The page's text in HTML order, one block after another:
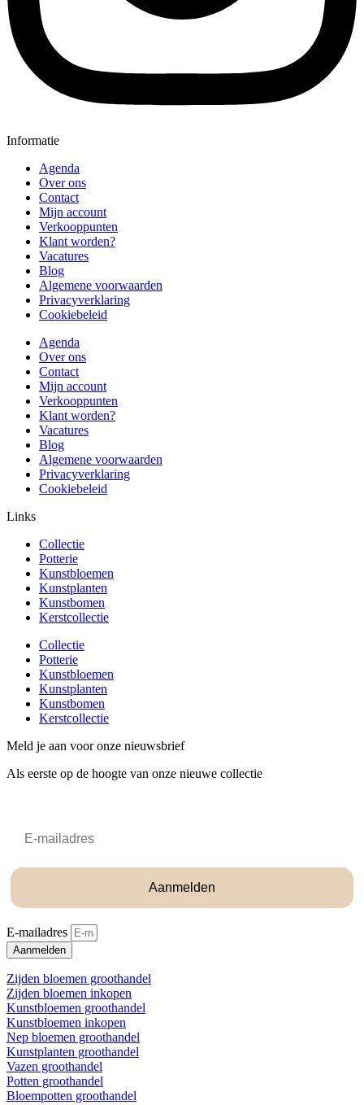
Informatie
Agenda
Over ons
Contact
Mijn account
Verkooppunten
Klant worden?
Vacatures
Blog
Algemene voorwaarden
Privacyverklaring
Cookiebeleid
Agenda
Over ons
Contact
Mijn account
Verkooppunten
Klant worden?
Vacatures
Blog
Algemene voorwaarden
Privacyverklaring
Cookiebeleid
Links
Collectie
Potterie
Kunstbloemen
Kunstplanten
Kunstbomen
Kerstcollectie
Collectie
Potterie
Kunstbloemen
Kunstplanten
Kunstbomen
Kerstcollectie
Meld je aan voor onze nieuwsbrief
Als eerste op de hoogte van onze nieuwe collectie
Aanmelden
E-mailadres
Aanmelden
Zijden bloemen groothandel
Zijden bloemen inkopen
Kunstbloemen groothandel
Kunstbloemen inkopen
Nep bloemen groothandel
Kunstplanten groothandel
Vazen groothandel
Potten groothandel
Bloempotten groothandel